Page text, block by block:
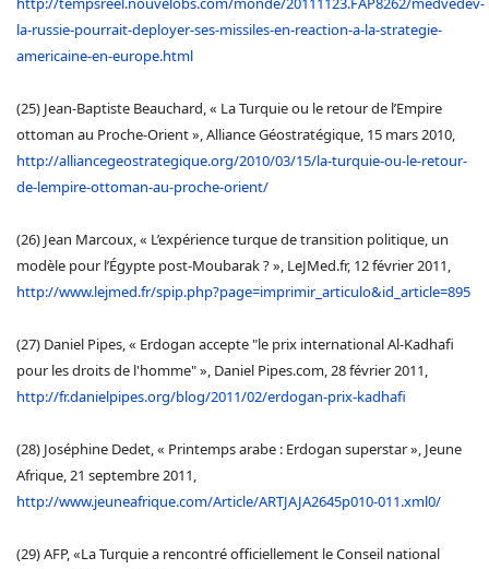
la-russie-pourrait-deployer-ses-missiles-en-reaction-a-la-strategie-
americaine-en-europe.html
(25) Jean-Baptiste Beauchard, « La Turquie ou le retour de l’Empire
ottoman au Proche-Orient », Alliance Géostratégique, 15 mars 2010,
http://alliancegeostrategique.org/2010/03/15/la-turquie-ou-le-retour-
de-lempire-ottoman-au-proche-orient/
(26) Jean Marcoux, « L’expérience turque de transition politique, un
modèle pour l’Égypte post-Moubarak ? », LeJMed.fr, 12 février 2011,
http://www.lejmed.fr/spip.php?page=imprimir_articulo&id_article=895
(27) Daniel Pipes, « Erdogan accepte "le prix international Al-Kadhafi
pour les droits de l'homme" », Daniel Pipes.com, 28 février 2011,
http://fr.danielpipes.org/blog/2011/02/erdogan-prix-kadhafi
(28) Joséphine Dedet, « Printemps arabe : Erdogan superstar », Jeune
Afrique, 21 septembre 2011,
http://www.jeuneafrique.com/Article/ARTJAJA2645p010-011.xml0/
(29) AFP, «La Turquie a rencontré officiellement le Conseil national